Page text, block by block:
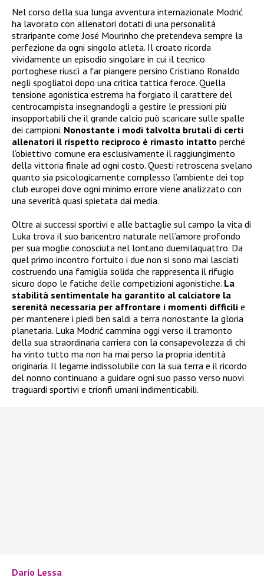
Nel corso della sua lunga avventura internazionale Modrić
ha lavorato con allenatori dotati di una personalità
straripante come José Mourinho che pretendeva sempre la
perfezione da ogni singolo atleta. Il croato ricorda
vividamente un episodio singolare in cui il tecnico
portoghese riuscì a far piangere persino Cristiano Ronaldo
negli spogliatoi dopo una critica tattica feroce. Quella
tensione agonistica estrema ha forgiato il carattere del
centrocampista insegnandogli a gestire le pressioni più
insopportabili che il grande calcio può scaricare sulle spalle
dei campioni. Nonostante i modi talvolta brutali di certi
allenatori il rispetto reciproco è rimasto intatto perché
l’obiettivo comune era esclusivamente il raggiungimento
della vittoria finale ad ogni costo. Questi retroscena svelano
quanto sia psicologicamente complesso l’ambiente dei top
club europei dove ogni minimo errore viene analizzato con
una severità quasi spietata dai media.
Oltre ai successi sportivi e alle battaglie sul campo la vita di
Luka trova il suo baricentro naturale nell’amore profondo
per sua moglie conosciuta nel lontano duemilaquattro. Da
quel primo incontro fortuito i due non si sono mai lasciati
costruendo una famiglia solida che rappresenta il rifugio
sicuro dopo le fatiche delle competizioni agonistiche. La
stabilità sentimentale ha garantito al calciatore la
serenità necessaria per affrontare i momenti difficili e
per mantenere i piedi ben saldi a terra nonostante la gloria
planetaria. Luka Modrić cammina oggi verso il tramonto
della sua straordinaria carriera con la consapevolezza di chi
ha vinto tutto ma non ha mai perso la propria identità
originaria. Il legame indissolubile con la sua terra e il ricordo
del nonno continuano a guidare ogni suo passo verso nuovi
traguardi sportivi e trionfi umani indimenticabili.
Dario Lessa